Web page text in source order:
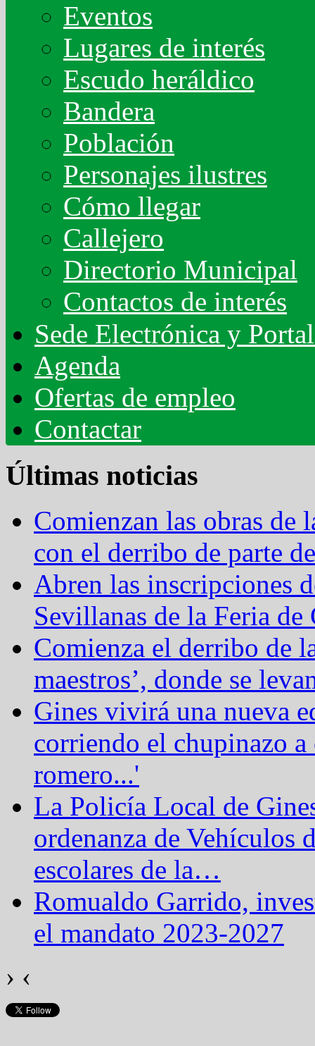
Eventos
Lugares de interés
Escudo heráldico
Bandera
Población
Personajes ilustres
Cómo llegar
Callejero
Directorio Municipal
Contactos de interés
Sede Electrónica y
Agenda
Ofertas de empleo
Contactar
Últimas noticias
Comienzan las obras de
con el derribo de parte
Abren las inscripciones
Sevillanas de la Feria de
Comienza el derribo de
maestros’, donde se
Gines vivirá una nueva
corriendo el chupinazo a
romero...'
La Policía Local de
ordenanza de
escolares de la…
Romualdo Garrido,
el mandato 2023-2027
› ‹